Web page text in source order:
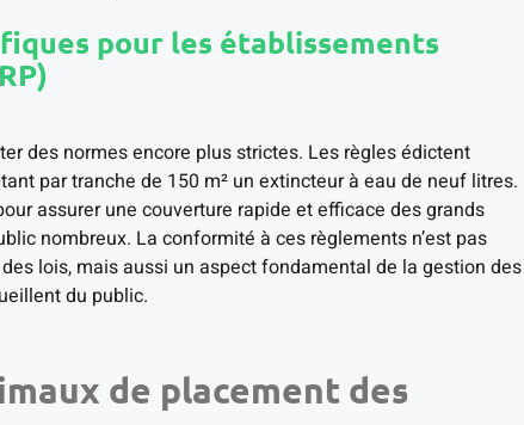
pour les établissements
des normes encore plus strictes. Les règles édictent
par tranche de 150 m² un extincteur à eau de neuf litres.
assurer une couverture rapide et efficace des grands
nombreux. La conformité à ces règlements n’est pas
lois, mais aussi un aspect fondamental de la gestion des
du public.
de placement des